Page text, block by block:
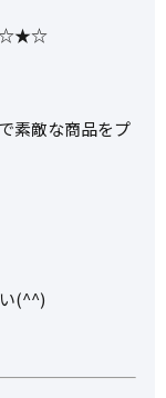
☆★☆
素敵な商品をプ
(^^)